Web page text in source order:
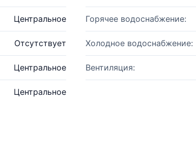
Центральное Горячее водоснабжение:
Отсутствует Холодное водоснабжение:
Центральное Вентиляция:
Центральное